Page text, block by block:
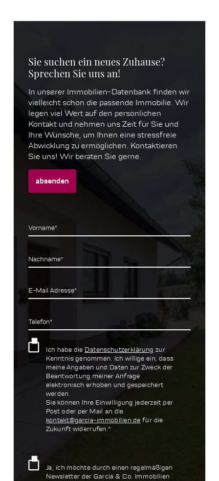
Sie suchen ein neues Zuhause?
Sprechen Sie uns an!
In unserer Immobilien-Datenbank finden wir
vielleicht schon die passende Immobilie. Wir
legen viel Wert auf den persönlichen
Kontakt und nehmen uns Zeit für Sie und
Ihre Wünsche, um Ihnen eine stressfreie
Abwicklung zu ermöglichen. Kontaktieren
Sie uns! Wir beraten Sie gerne.
absenden
Vorname*
Nachname*
E-Mail Adresse*
Telefon*
Ich habe die Datenschutzerklärung zur
Kenntnis genommen. Ich willige ein, dass
meine Angaben und Daten zur Zweck der
Beantwortung meiner Anfrage
elektronisch erhoben und gespeichert
werden.
Sie können Ihre Einwilligung jederzeit per
Post oder per Mail an die
kontakt@garcia-immobilien.de für die
Zukunft widerrufen.*
Ja, ich möchte durch einen regelmäßigen
Newsletter der Garcia & Co. Immobilien